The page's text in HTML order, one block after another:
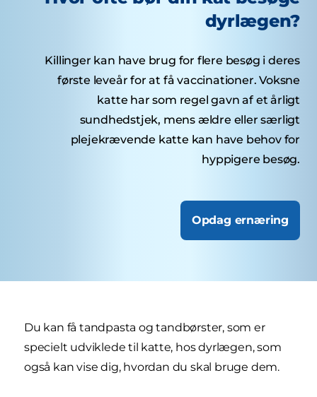
dyrlægen?
Killinger kan have brug for flere besøg i deres
første leveår for at få vaccinationer. Voksne
katte har som regel gavn af et årligt
sundhedstjek, mens ældre eller særligt
plejekrævende katte kan have behov for
hyppigere besøg.
Opdag ernæring
Du kan få tandpasta og tandbørster, som er
specielt udviklede til katte, hos dyrlægen, som
også kan vise dig, hvordan du skal bruge dem.